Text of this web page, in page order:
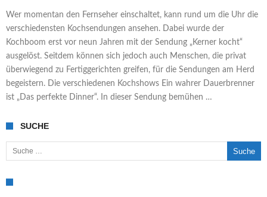
Wer momentan den Fernseher einschaltet, kann rund um die Uhr die
verschiedensten Kochsendungen ansehen. Dabei wurde der
Kochboom erst vor neun Jahren mit der Sendung „Kerner kocht“
ausgelöst. Seitdem können sich jedoch auch Menschen, die privat
überwiegend zu Fertiggerichten greifen, für die Sendungen am Herd
begeistern. Die verschiedenen Kochshows Ein wahrer Dauerbrenner
ist „Das perfekte Dinner“. In dieser Sendung bemühen …
SUCHE
Suche nach: